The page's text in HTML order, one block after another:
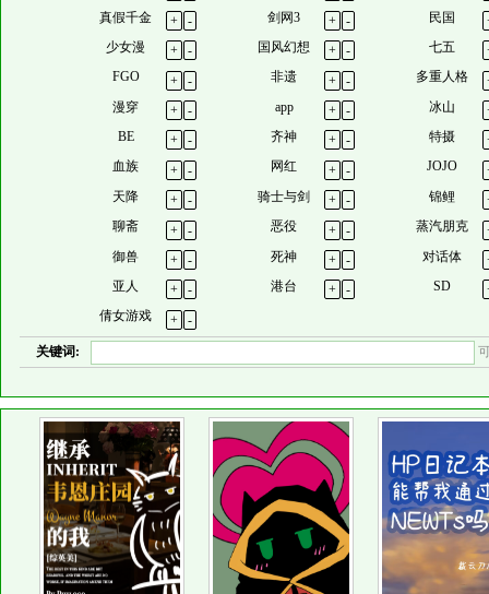
真假千金
+ - 剑网3 + - 民国
少女漫
+ - 国风幻想 + - 七五
FGO
+ - 非遗 + - 多重人格
漫穿
+ - app + - 冰山
BE
+ - 齐神 + - 特摄
血族
+ - 网红 + - JOJO
天降
+ - 骑士与剑 + - 锦鲤
聊斋
+ - 恶役 + - 蒸汽朋克
御兽
+ - 死神 + - 对话体
亚人
+ - 港台 + - SD
倩女游戏
+ -
关键词: